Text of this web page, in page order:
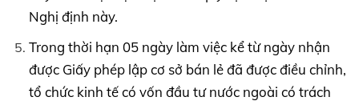
Nghị định này.
Trong thời hạn 05 ngày làm việc kể từ ngày nhận
được Giấy phép lập cơ sở bán lẻ đã được điều chỉnh,
tổ chức kinh tế có vốn đầu tư nước ngoài có trách